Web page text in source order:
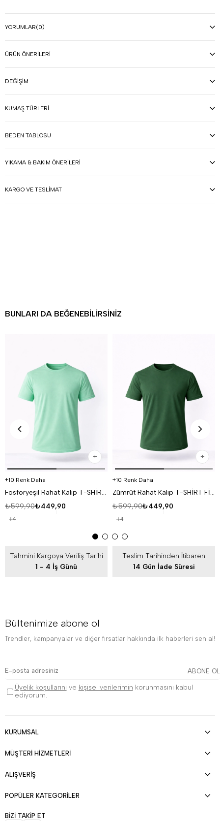
YORUMLAR(0)
ÜRÜN ÖNERILERI
DEĞIŞIM
KUMAŞ TÜRLERI
BEDEN TABLOSU
YIKAMA & BAKIM ÖNERILERI
KARGO VE TESLIMAT
BUNLARI DA BEĞENEBILIRSINIZ
10 Renk Daha
Fosforyeşil Rahat Kalıp T-SHİRT FİYAT PERFORMANS ÜRÜNÜ
₺449,90
₺599,90
4
10 Renk Daha
Zümrüt Rahat Kalıp T-SHİRT FİYAT PERFORMANS ÜRÜNÜ
₺449,90
₺599,90
4
Tahmini Kargoya Veriliş Tarihi
1 - 4 İş Günü
Teslim Tarihinden İtibaren
14 Gün İade Süresi
Bültenimize abone ol
Trendler, kampanyalar ve diğer fırsatlar hakkında ilk haberleri sen al!
ABONE OL
Üyelik koşullarını ve kişisel verilerimin korunmasını kabul
ediyorum.
KURUMSAL
MÜŞTERİ HİZMETLERİ
ALIŞVERİŞ
POPÜLER KATEGORİLER
BİZİ TAKİP ET